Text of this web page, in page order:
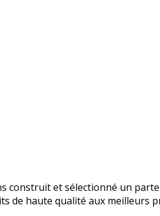
construit et sélectionné un
de haute qualité aux meilleurs